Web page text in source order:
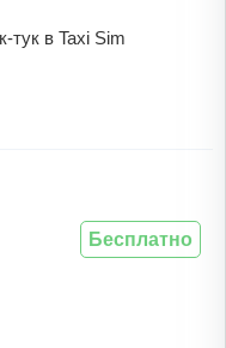
тук в Taxi Sim
Бесплатно